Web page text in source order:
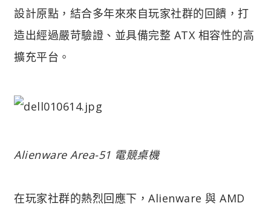
設計原點，結合多年來來自玩家社群的回饋，打
造出經過嚴苛驗證、並具備完整 ATX 相容性的高
擴充平台。
Alienware Area-51 電競桌機
在玩家社群的熱烈回應下，Alienware 與 AMD